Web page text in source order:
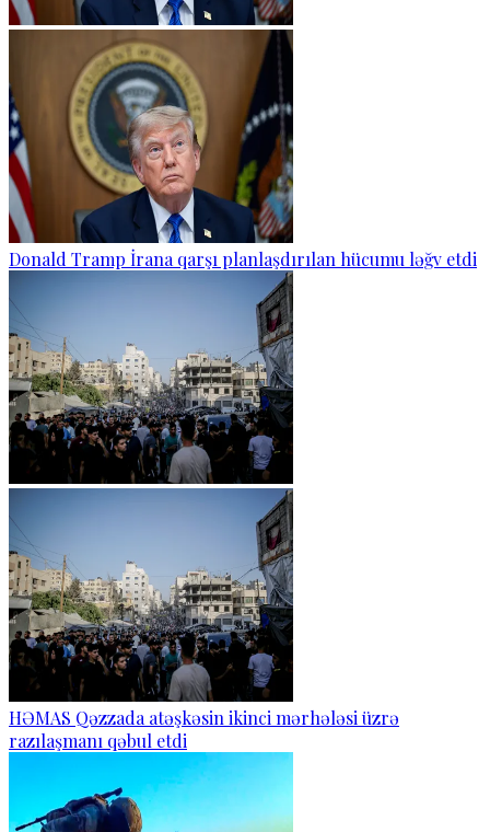
Donald Tramp İrana qarşı planlaşdırılan hücumu ləğv etdi
HƏMAS Qəzzada atəşkəsin ikinci mərhələsi üzrə
razılaşmanı qəbul etdi